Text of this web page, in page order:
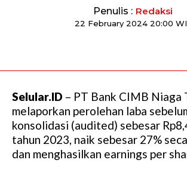
Penulis : Redaksi
22 February 2024 20:00
Selular.ID – PT Bank CIMB Niaga
melaporkan perolehan laba
konsolidasi (audited) sebesar
tahun 2023, naik sebesar 27%
dan menghasilkan earnings per